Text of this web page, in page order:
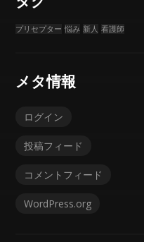
プリセプター 悩み 新人 看護師
メタ情報
ログイン
投稿フィード
コメントフィード
WordPress.org